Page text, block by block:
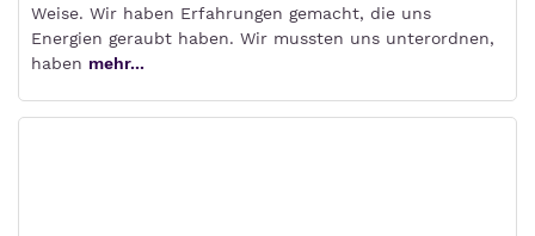
Weise. Wir haben Erfahrungen gemacht, die uns
Energien geraubt haben. Wir mussten uns unterordnen,
haben mehr...